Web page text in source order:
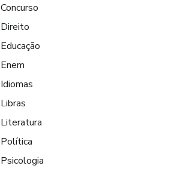
Concurso
Direito
Educação
Enem
Idiomas
Libras
Literatura
Política
Psicologia